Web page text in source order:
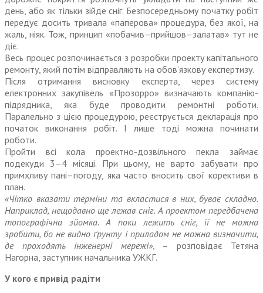
день, або як тільки зійде сніг. Безпосередньому початку робіт
передує досить тривала «паперова» процедура, без якої, на
жаль, ніяк. Тож, принцип «побачив–прийшов–залатав» тут не
діє.
Весь процес розпочинається з розробки проекту капітального
ремонту, який потім відправляють на обов’язкову експертизу.
Після отримання висновку експерта, через систему
електронних закупівель «Прозорро» визначають компанію-
підрядника, яка буде проводити ремонтні роботи.
Паралельно з цією процедурою, реєструється декларація про
початок виконання робіт. І лише тоді можна починати
роботи.
Пройти всі кола проектно-дозвільного пекла займає
подекуди 3–4 місяці. При цьому, не варто забувати про
примхливу пані–погоду, яка часто вносить свої корективи в
план.
«Чітко вказати терміни та вкластися в них, буває складно.
Наприклад, нещодавно ще лежав сніг. А проектом передбачена
топографічна зйомка. А поки лежить сніг, її не можна
зробити, бо не видно ґрунту і приладом не можна визначити,
де проходять інженерні мережі», – розповідає Тетяна
Нагорна, заступник начальника УЖКГ.
У кого є привід радіти